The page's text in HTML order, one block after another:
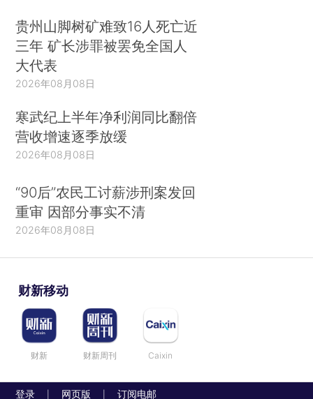
贵州山脚树矿难致16人死亡近
三年 矿长涉罪被罢免全国人
大代表
2026年08月08日
寒武纪上半年净利润同比翻倍
营收增速逐季放缓
2026年08月08日
“90后”农民工讨薪涉刑案发回
重审 因部分事实不清
2026年08月08日
财新移动
财新 财新周刊 Caixin
登录 网页版 订阅电邮